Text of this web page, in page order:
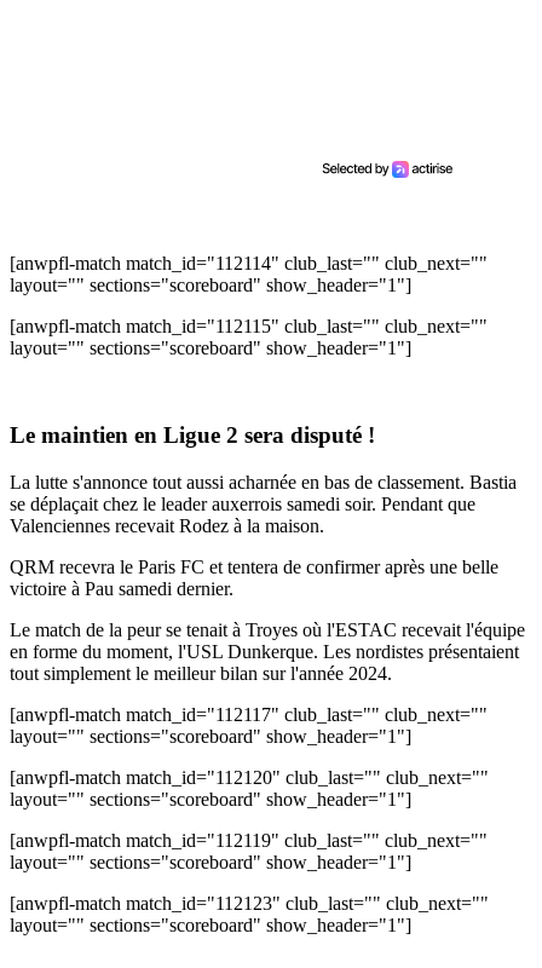
[anwpfl-match match_id="112114" club_last="" club_next=""
layout="" sections="scoreboard" show_header="1"]
[anwpfl-match match_id="112115" club_last="" club_next=""
layout="" sections="scoreboard" show_header="1"]
Le maintien en Ligue 2 sera disputé !
La lutte s'annonce tout aussi acharnée en bas de classement. Bastia
se déplaçait chez le leader auxerrois samedi soir. Pendant que
Valenciennes recevait Rodez à la maison.
QRM recevra le Paris FC et tentera de confirmer après une belle
victoire à Pau samedi dernier.
Le match de la peur se tenait à Troyes où l'ESTAC recevait l'équipe
en forme du moment, l'USL Dunkerque. Les nordistes présentaient
tout simplement le meilleur bilan sur l'année 2024.
[anwpfl-match match_id="112117" club_last="" club_next=""
layout="" sections="scoreboard" show_header="1"]
[anwpfl-match match_id="112120" club_last="" club_next=""
layout="" sections="scoreboard" show_header="1"]
[anwpfl-match match_id="112119" club_last="" club_next=""
layout="" sections="scoreboard" show_header="1"]
[anwpfl-match match_id="112123" club_last="" club_next=""
layout="" sections="scoreboard" show_header="1"]